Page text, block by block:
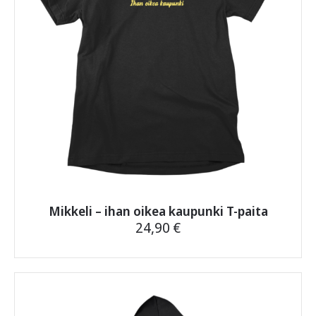
mikä takaa, että ne on testattu haitallisten aineiden
varalta ja ovat turvallisia sinulle ja ympäristölle.
osittain. Asiakkaalla on vaihto-oikeus toiseen
samankaltaiseen tuotteeseen, tai eri tuotteeseen. Mikäli
tilaaja palauttaa koko tilauksen, rahanpalautus koskee
vain alkuperäisen tilauksen kokonaissummaa josta on
vähennetty tuotepalautuksen kustannusta vastaava
hinta 5,90 €. Palautettavan tuotteen tulee olla
myyntikuntoinen, käyttämätön ja siisti.
Noutamattomasta ja palautuneesta paketista
pidätämme takaisin lähettämisestä aiheutuvan
kustannuksen 5,90 €.
nopeasti.
Mikkeli – ihan oikea kaupunki T-paita
24,90 €
tuotteella
useampi
muunnelma.